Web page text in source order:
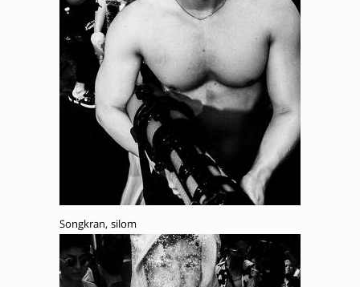
Songkran, silom